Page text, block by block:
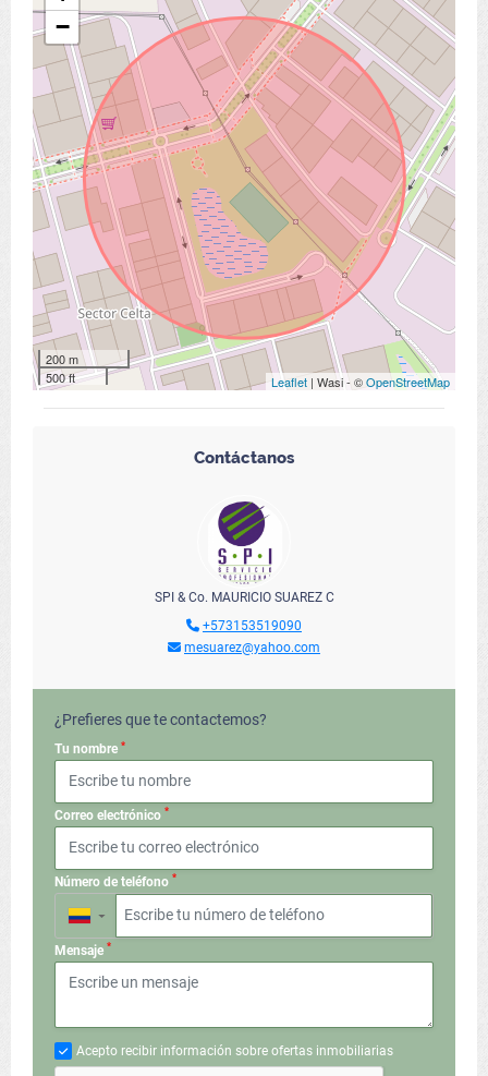
−
200 m
500 ft
Leaflet | Wasi - ©OpenStreetMap
Contáctanos
SPI & Co. MAURICIO SUAREZ C
+573153519090
mesuarez@yahoo.com
¿Prefieres que te contactemos?
Tu nombre *
Correo electrónico *
Número de teléfono *
▼
Mensaje *
Acepto recibir información sobre ofertas inmobiliarias